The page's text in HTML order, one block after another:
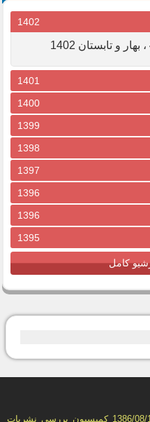
1402
1401
1400
1399
1398
1397
1396
1396
1395
کامل
بر اساس مجوز شماره 6776/3 مورخ 1386/08/14 كمیسیون بررسى نشریات